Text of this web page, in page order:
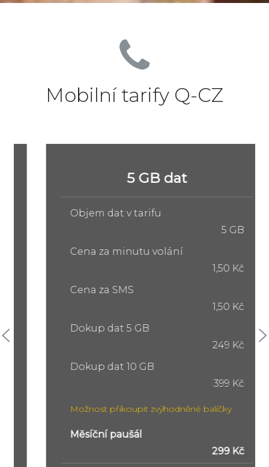
Mobilní tarify Q-CZ
5 GB dat
Objem dat v tarifu
5 GB
Cena za minutu volání
1,50 Kč
Cena za SMS
1,50 Kč
Dokup dat 5 GB
249 Kč
Dokup dat 10 GB
399 Kč
Možnost přikoupit zvýhodněné balíčky
Měsíční paušál
299 Kč